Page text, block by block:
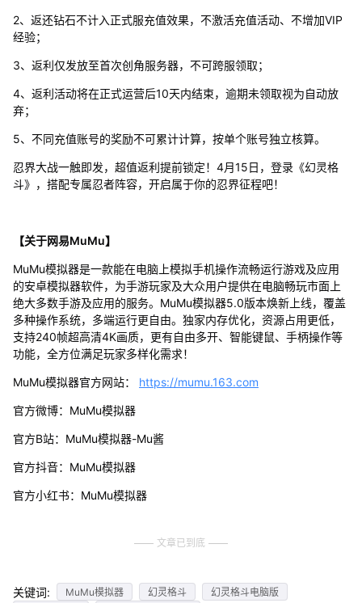
2、返还钻石不计入正式服充值效果，不激活充值活动、不增加VIP
经验；
3、返利仅发放至首次创角服务器，不可跨服领取；
4、返利活动将在正式运营后10天内结束，逾期未领取视为自动放
弃；
5、不同充值账号的奖励不可累计计算，按单个账号独立核算。
忍界大战一触即发，超值返利提前锁定！4月15日，登录《幻灵格
斗》，搭配专属忍者阵容，开启属于你的忍界征程吧！
【关于网易MuMu】
MuMu模拟器是一款能在电脑上模拟手机操作流畅运行游戏及应用
的安卓模拟器软件，为手游玩家及大众用户提供在电脑畅玩市面上
绝大多数手游及应用的服务。MuMu模拟器5.0版本焕新上线，覆盖
多种操作系统，多端运行更自由。独家内存优化，资源占用更低，
支持240帧超高清4K画质，更有自由多开、智能键鼠、手柄操作等
功能，全方位满足玩家多样化需求！
MuMu模拟器官方网站： https://mumu.163.com
官方微博：MuMu模拟器
官方B站：MuMu模拟器-Mu酱
官方抖音：MuMu模拟器
官方小红书：MuMu模拟器
文章已到底
关键词: MuMu模拟器 幻灵格斗
幻灵格斗电脑版